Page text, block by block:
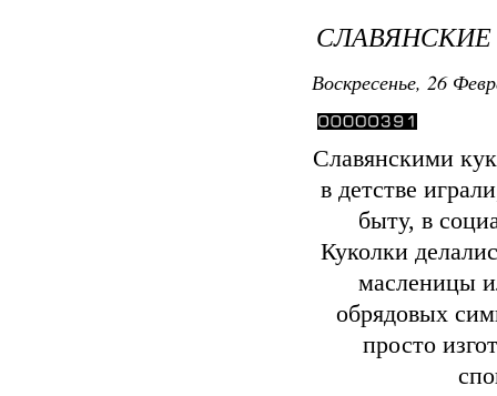
Воскресенье, 26
Славянскими
в детстве
быту, в
Куколки
масленицы
обрядовых
просто